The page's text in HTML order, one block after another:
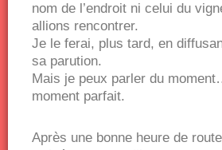
nom de l’endroit ni celui du
allions rencontrer.
Je le ferai, plus tard, en
sa parution.
Mais je peux parler du
moment parfait.
Après une bonne heure de